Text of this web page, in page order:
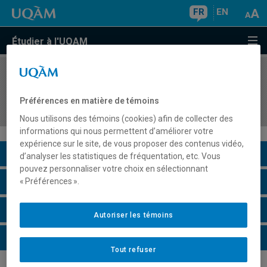
FR EN
Étudier à l'UQAM
COURS//
problématiques d'intervention
Description du cours
Horaire - Été 2026
Horaire - Automne 2026
Horaire - Hiver 2027
Préférences en matière de témoins
Nous utilisons des témoins (cookies) afin de collecter des
informations qui nous permettent d’améliorer votre
expérience sur le site, de vous proposer des contenus vidéo,
d’analyser les statistiques de fréquentation, etc. Vous
pouvez personnaliser votre choix en sélectionnant
« Préférences ».
Tout refuser
Autoriser les témoins